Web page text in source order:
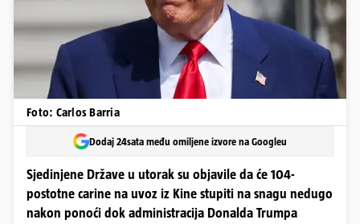
Foto: Carlos Barria
Dodaj 24sata među omiljene izvore na Googleu
Sjedinjene Države u utorak su objavile da će 104-
postotne carine na uvoz iz Kine stupiti na snagu nedugo
nakon ponoći dok administracija Donalda Trumpa